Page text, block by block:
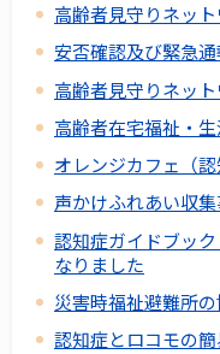
高齢者見守りネッ
安否確認及び緊急
高齢者見守りネッ
高齢者在宅福祉・
オレンジカフェ（認
声かけふれあい収
認知症ガイドブッ
なりました
災害時福祉避難所
認知症とロコモの